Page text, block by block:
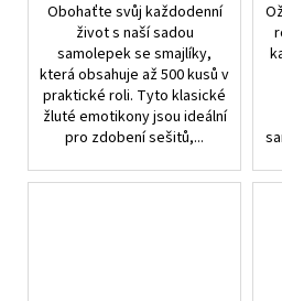
Obohaťte svůj každodenní
život s naší sadou
samolepek se smajlíky,
která obsahuje až 500 kusů v
praktické roli. Tyto klasické
žluté emotikony jsou ideální
pro zdobení sešitů,...